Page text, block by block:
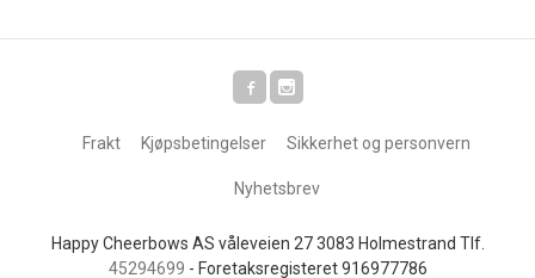
Frakt Kjøpsbetingelser Sikkerhet og personvern
Nyhetsbrev
Happy Cheerbows AS våleveien 27 3083 Holmestrand Tlf.
45294699 - Foretaksregisteret 916977786